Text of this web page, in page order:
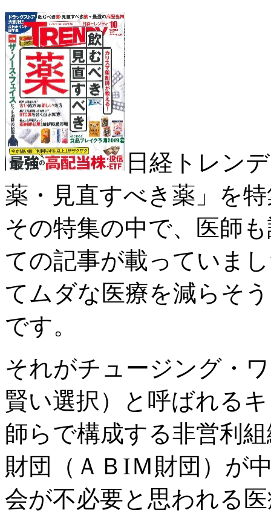
日経トレン
薬・見直すべき薬」を
その特集の中で、医師
ての記事が載っていま
てムダな医療を減らそ
です。
それがチュージング・
賢い選択）と呼ばれる
師らで構成する非営利
財団（ＡＢIＭ財団）が
会が不必要と思われる